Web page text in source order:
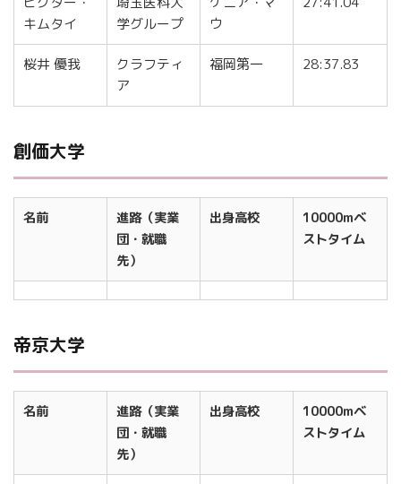
キムタイ
学グループ
ウ
桜井 優我
クラフティ
ア
福岡第一 28:37.83
創価大学
名前
進路（実業
団・就職
先）
出身高校
10000mベ
ストタイム
帝京大学
名前
進路（実業
団・就職
先）
出身高校
10000mベ
ストタイム